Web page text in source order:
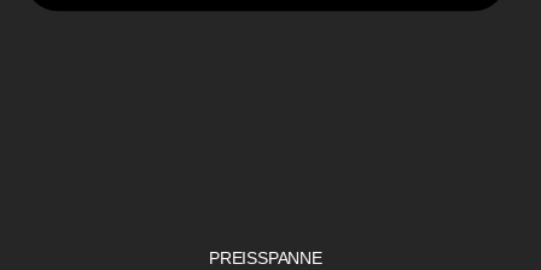
PREISSPANNE